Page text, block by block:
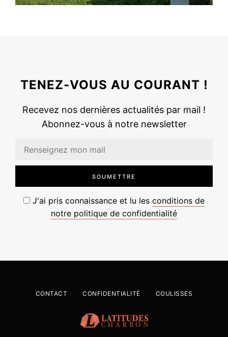
TENEZ-VOUS AU COURANT !
Recevez nos dernières actualités par mail !
Abonnez-vous à notre newsletter
J'ai pris connaissance et lu les conditions de
notre politique de confidentialité
CONTACT CONFIDENTIALITÉ COULISSES